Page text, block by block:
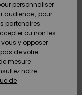
personnaliser
audience ; pour
partenaires.
ou non les
y opposer
de votre
mesure
notre :
de